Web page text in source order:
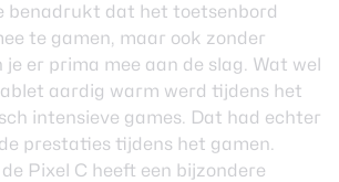
benadrukt dat het toetsenbord
te gamen, maar ook zonder
er prima mee aan de slag. Wat wel
aardig warm werd tijdens het
intensieve games. Dat had echter
prestaties tijdens het gamen.
Pixel C heeft een bijzondere